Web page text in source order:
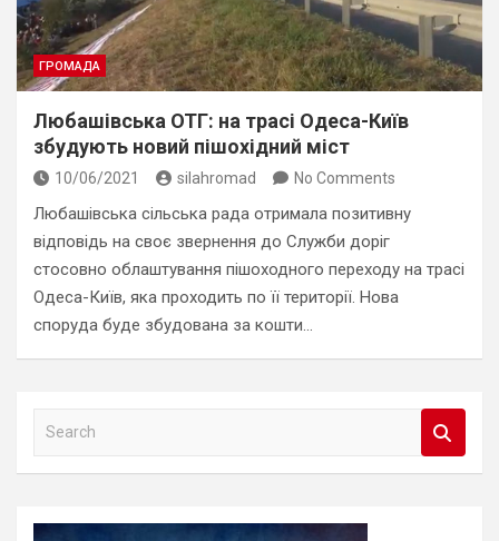
ГРОМАДА
Любашівська ОТГ: на трасі Одеса-Київ
збудують новий пішохідний міст
10/06/2021 silahromad No Comments
Любашівська сільська рада отримала позитивну
відповідь на своє звернення до Служби доріг
стосовно облаштування пішоходного переходу на трасі
Одеса-Київ, яка проходить по її території. Нова
споруда буде збудована за кошти…
a